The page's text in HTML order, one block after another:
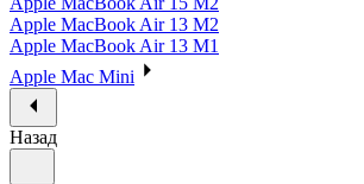
Apple MacBook Air 13 M2
Apple MacBook Air 13 M1
Apple Mac Mini
Назад